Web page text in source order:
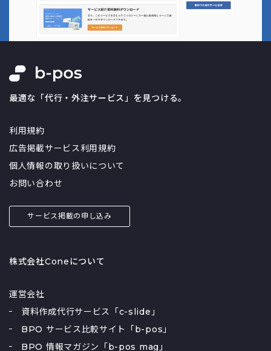
最適な「代行・外注サービス」を見つける。
利用規約
広告掲載サービス利用規約
個人情報の取り扱いについて
お問い合わせ
サービス掲載の申し込み
株式会社Coneについて
運営会社
資料作成代行サービス「c-slide」
BPO サービス比較サイト「b-pos」
BPO 情報マガジン「b-pos mag」